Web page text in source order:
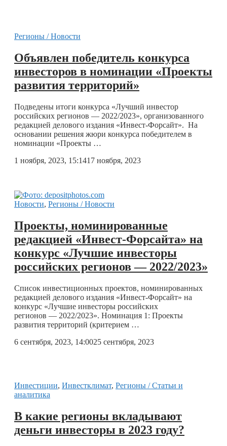
Регионы / Новости
Объявлен победитель конкурса
инвесторов в номинации «Проекты
развития территорий»
Подведены итоги конкурса «Лучший инвестор
российских регионов — 2022/2023», организованного
редакцией делового издания «Инвест-Форсайт». На
основании решения жюри конкурса победителем в
номинации «Проекты …
1 ноября, 2023, 15:1417 ноября, 2023
Новости, Регионы / Новости
Проекты, номинированные
редакцией «Инвест-Форсайта» на
конкурс «Лучшие инвесторы
российских регионов — 2022/2023»
Список инвестиционных проектов, номинированных
редакцией делового издания «Инвест-Форсайт» на
конкурс «Лучшие инвесторы российских
регионов — 2022/2023». Номинация 1: Проекты
развития территорий (критерием …
6 сентября, 2023, 14:0025 сентября, 2023
Инвестиции, Инвестклимат, Регионы / Статьи и
аналитика
В какие регионы вкладывают
деньги инвесторы в 2023 году?